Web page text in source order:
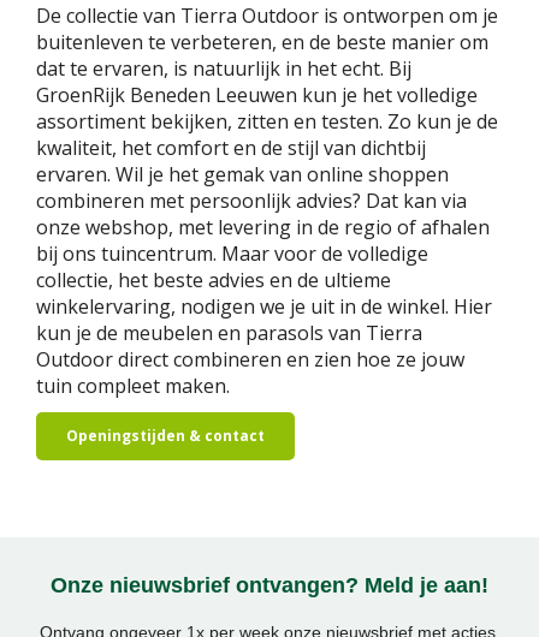
De collectie van Tierra Outdoor is ontworpen om je
buitenleven te verbeteren, en de beste manier om
dat te ervaren, is natuurlijk in het echt. Bij
GroenRijk Beneden Leeuwen kun je het volledige
assortiment bekijken, zitten en testen. Zo kun je de
kwaliteit, het comfort en de stijl van dichtbij
ervaren. Wil je het gemak van online shoppen
combineren met persoonlijk advies? Dat kan via
onze webshop, met levering in de regio of afhalen
bij ons tuincentrum. Maar voor de volledige
collectie, het beste advies en de ultieme
winkelervaring, nodigen we je uit in de winkel. Hier
kun je de meubelen en parasols van Tierra
Outdoor direct combineren en zien hoe ze jouw
tuin compleet maken.
Openingstijden & contact
Onze nieuwsbrief ontvangen? Meld je aan!
Ontvang ongeveer 1x per week onze nieuwsbrief met acties,